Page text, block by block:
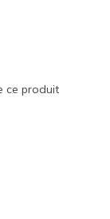
ce produit